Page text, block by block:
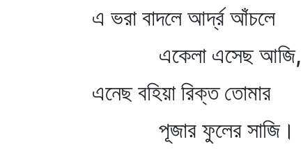
এ ভরা বাদলে আর্দ্র আঁচলে
একেলা এসেছ আজি,
এনেছ বহিয়া রিক্ত তোমার
পূজার ফুলের সাজি।